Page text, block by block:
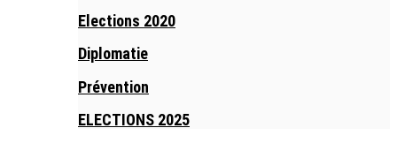
Elections 2020
Diplomatie
Prévention
ELECTIONS 2025